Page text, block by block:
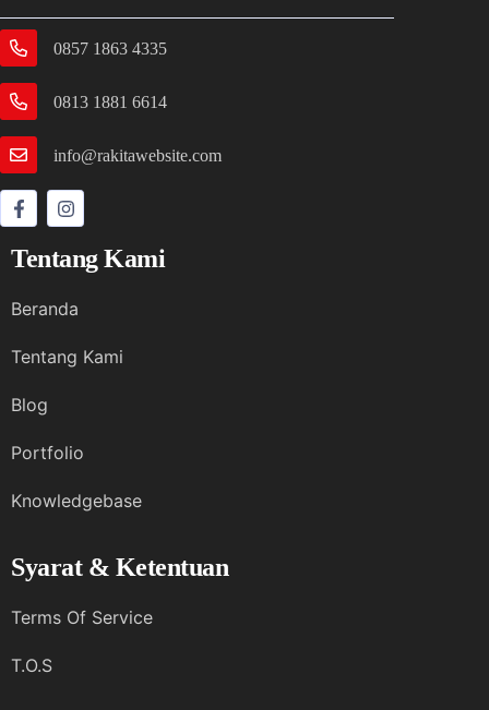
0857 1863 4335
0813 1881 6614
info@rakitawebsite.com
Tentang Kami
Beranda
Tentang Kami
Blog
Portfolio
Knowledgebase
Syarat & Ketentuan
Terms Of Service
T.O.S